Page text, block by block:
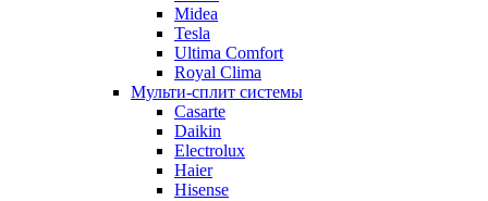
Midea
Tesla
Ultima Comfort
Royal Clima
Мульти-сплит системы
Casarte
Daikin
Electrolux
Haier
Hisense